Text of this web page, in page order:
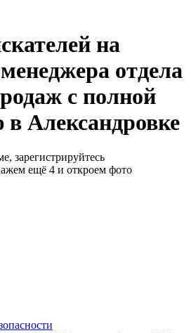
на
отдела
с полной
в Александровке
зарегистрируйтесь
ещё 4 и откроем фото